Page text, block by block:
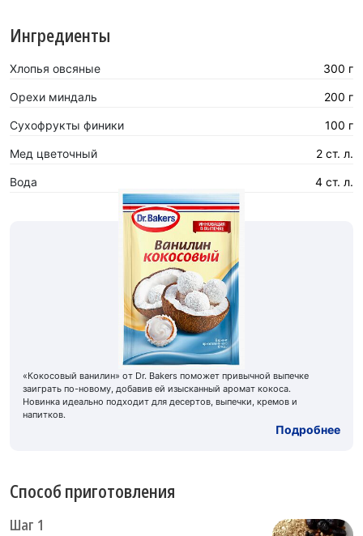
Ингредиенты
Хлопья овсяные 300 г
Орехи миндаль 200 г
Сухофрукты финики 100 г
Мед цветочный 2 ст. л.
Вода 4 ст. л.
«Кокосовый ванилин» от Dr. Bakers поможет привычной выпечке
заиграть по-новому, добавив ей изысканный аромат кокоса.
Новинка идеально подходит для десертов, выпечки, кремов и
напитков.
Подробнее
Способ приготовления
Шаг 1